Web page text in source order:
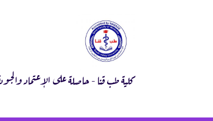
كلية طب قنا - حاصلة على الإعتماد والجودة